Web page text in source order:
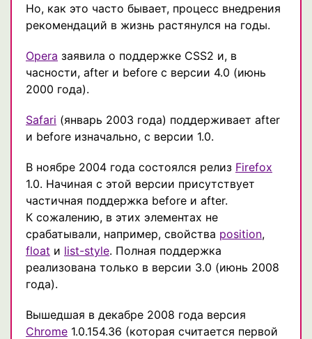
Но, как это часто бывает, процесс внедрения
рекомендаций в жизнь растянулся на годы.
Opera заявила о поддержке CSS2 и, в
часности, after и before с версии 4.0 (июнь
2000 года).
Safari (январь 2003 года) поддерживает after
и before изначально, с версии 1.0.
В ноябре 2004 года состоялся релиз Firefox
1.0. Начиная с этой версии присутствует
частичная поддержка before и after.
К сожалению, в этих элементах не
срабатывали, например, свойства position,
float и list-style. Полная поддержка
реализована только в версии 3.0 (июнь 2008
года).
Вышедшая в декабре 2008 года версия
Chrome 1.0.154.36 (которая считается первой